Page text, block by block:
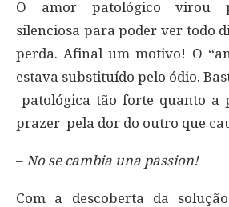
O amor patológico virou
silenciosa para poder ver todo
perda. Afinal um motivo! O
estava substituído pelo ódio.
patológica tão forte quanto a
prazer pela dor do outro que
– No se cambia una passion!
Com a descoberta da